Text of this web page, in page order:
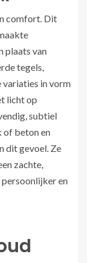
comfort. Dit
plaats van
tegels,
in vorm
licht op
subtiel
of beton en
dit gevoel. Ze
zachte,
en